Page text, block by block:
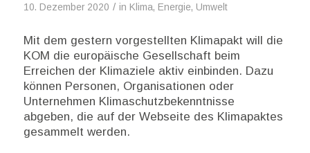
10. Dezember 2020 / in Klima, Energie, Umwelt
Mit dem gestern vorgestellten Klimapakt will die
KOM die europäische Gesellschaft beim
Erreichen der Klimaziele aktiv einbinden. Dazu
können Personen, Organisationen oder
Unternehmen Klimaschutzbekenntnisse
abgeben, die auf der Webseite des Klimapaktes
gesammelt werden.